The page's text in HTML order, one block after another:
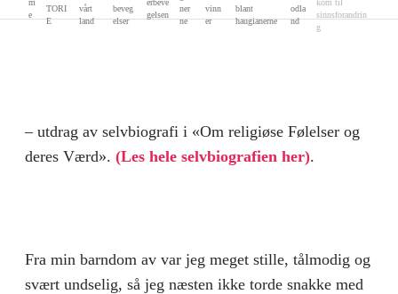
m
e
TORI
E
vårt
land
beveg
elser
erbeve
gelsen
ner
ne
vinn
er
blant
haugianerne
odla
nd
kom til
sinnsforandrin
g
– utdrag av selvbiografi i «Om religiøse Følelser og
deres Værd». (Les hele selvbiografien her).
Fra min barndom av var jeg meget stille, tål­modig og
svært undselig, så jeg næsten ikke torde snakke med